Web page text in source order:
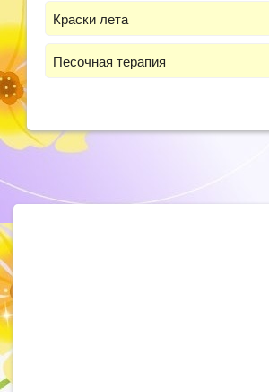
Краски лета
Песочная терапия